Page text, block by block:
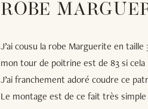
ROBE
J’ai cousu la robe Marguerite en
mon tour de poitrine est de 83 si
J’ai franchement adoré coudre ce
Le montage est de ce fait très simple